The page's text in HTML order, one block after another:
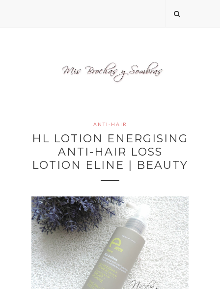
ANTI-HAIR
HL LOTION ENERGISING
ANTI-HAIR LOSS
LOTION ELINE | BEAUTY